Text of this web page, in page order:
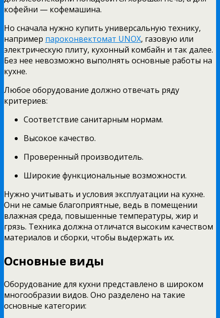
кофейни — кофемашина.
Но сначала нужно купить универсальную технику,
например пароконвектомат UNOX, газовую или
электрическую плиту, кухонный комбайн и так далее.
Без нее невозможно выполнять основные работы на
кухне.
Любое оборудование должно отвечать ряду
критериев:
Соответствие санитарным нормам.
Высокое качество.
Проверенный производитель.
Широкие функциональные возможности.
Нужно учитывать и условия эксплуатации на кухне.
Они не самые благоприятные, ведь в помещении
влажная среда, повышенные температуры, жир и
грязь. Техника должна отличатся высоким качеством
материалов и сборки, чтобы выдержать их.
Основные виды
Оборудование для кухни представлено в широком
многообразии видов. Оно разделено на такие
основные категории: